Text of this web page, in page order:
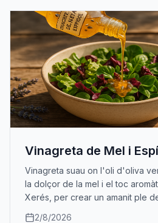
Vinagreta de Mel i
Vinagreta suau on l'oli d'oliva
la dolçor de la mel i el toc
Xerés, per crear un amanit ple
contrastos encisadors.
2/8/2026